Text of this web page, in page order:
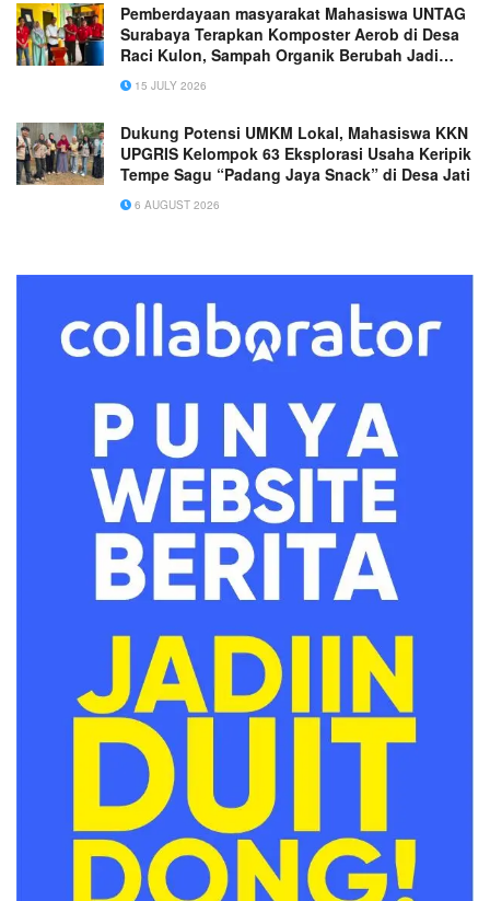
Pemberdayaan masyarakat Mahasiswa UNTAG
Surabaya Terapkan Komposter Aerob di Desa
Raci Kulon, Sampah Organik Berubah Jadi
Komoditas Bernilai Ekonomi
15 JULY 2026
Dukung Potensi UMKM Lokal, Mahasiswa KKN
UPGRIS Kelompok 63 Eksplorasi Usaha Keripik
Tempe Sagu “Padang Jaya Snack” di Desa Jati
6 AUGUST 2026